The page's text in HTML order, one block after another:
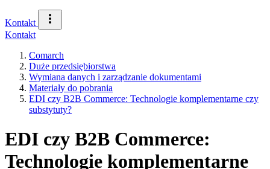
Kontakt
Kontakt
Comarch
Duże przedsiębiorstwa
Wymiana danych i zarządzanie dokumentami
Materiały do pobrania
EDI czy B2B Commerce: Technologie komplementarne czy
substytuty?
EDI czy B2B Commerce:
Technologie komplementarne